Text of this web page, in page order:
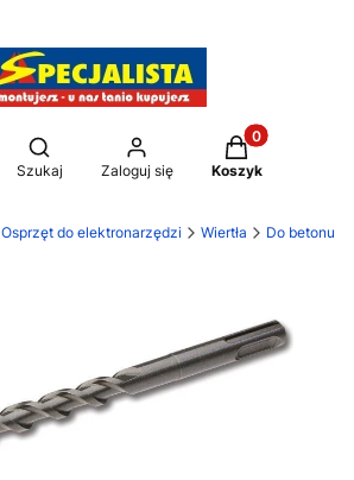
Otwórz wyszukiwarkę
Szukaj Zaloguj się
Produkty w
Koszyk
Osprzęt do elektronarzędzi Wiertła Do betonu